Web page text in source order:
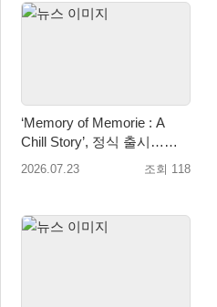
‘Memory of Memorie : A
Chill Story’, 정식 출시…
OST도 동시 발매
2026.07.23 조회 118